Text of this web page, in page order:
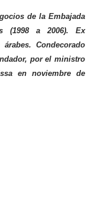
de la Embajada
(1998 a 2006). Ex
Condecorado
por el ministro
en noviembre de